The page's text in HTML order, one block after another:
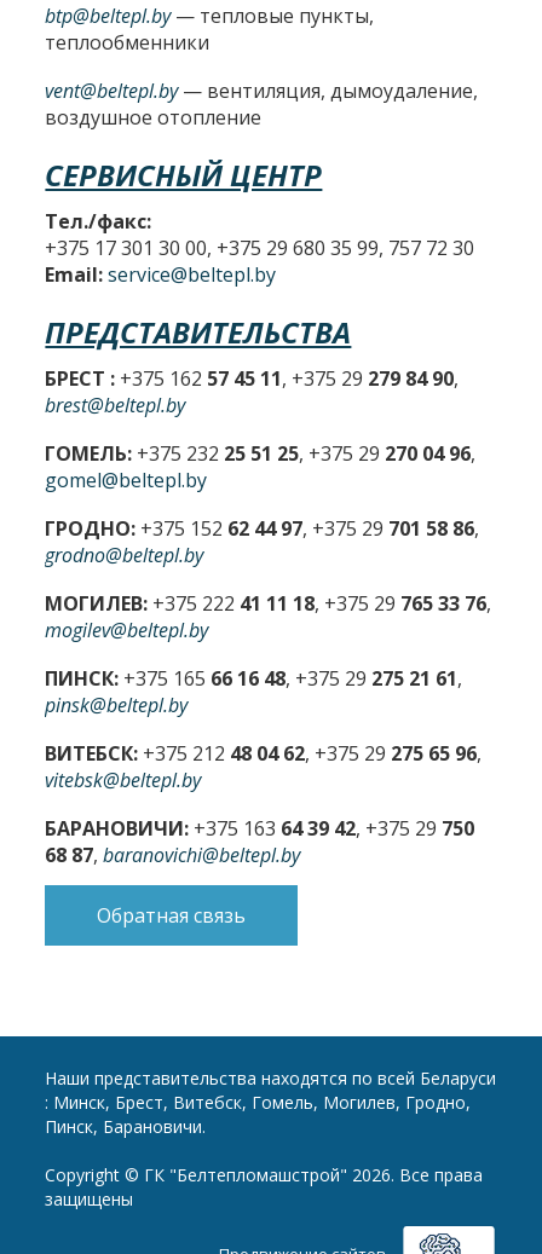
btp@beltepl.by— тепловые пункты,
теплообменники
vent@beltepl.by— вентиляция, дымоудаление,
воздушное отопление
СЕРВИСНЫЙ ЦЕНТР
Тел./факс:
+375 17 301 30 00, +375 29 680 35 99, 757 72 30
Email: service@beltepl.by
ПРЕДСТАВИТЕЛЬСТВА
БРЕСТ : +375 162 57 45 11, +375 29 279 84 90,
brest@beltepl.by
ГОМЕЛЬ: +375 232 25 51 25, +375 29 270 04 96,
gomel@beltepl.by
ГРОДНО: +375 152 62 44 97, +375 29 701 58 86,
grodno@beltepl.by
МОГИЛЕВ: +375 222 41 11 18, +375 29 765 33 76,
mogilev@beltepl.by
ПИНСК: +375 165 66 16 48, +375 29 275 21 61,
pinsk@beltepl.by
ВИТЕБСК: +375 212 48 04 62, +375 29 275 65 96,
vitebsk@beltepl.by
БАРАНОВИЧИ: +375 163 64 39 42, +375 29 750
68 87,baranovichi@beltepl.by
Обратная связь
Наши представительства находятся по всей Беларуси
: Минск, Брест, Витебск, Гомель, Могилев, Гродно,
Пинск, Барановичи.
Copyright © ГК "Белтепломашстрой" 2026. Все права
защищены